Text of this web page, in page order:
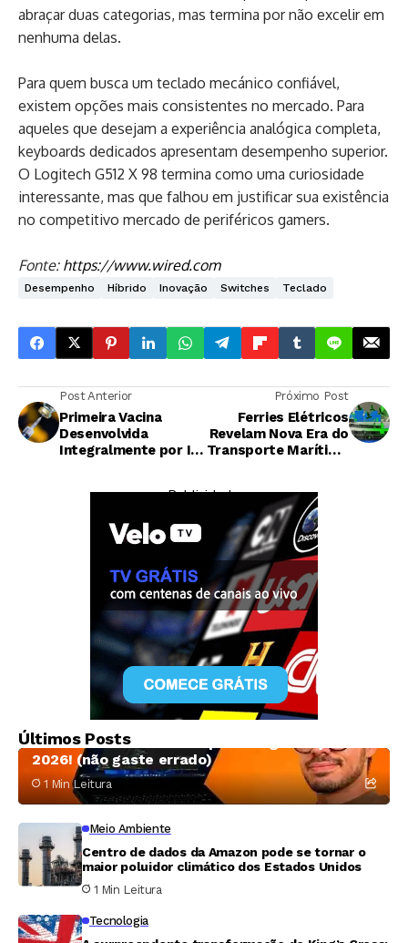
abraçar duas categorias, mas termina por não excelir em
nenhuma delas.
Para quem busca um teclado mecánico confiável,
existem opções mais consistentes no mercado. Para
aqueles que desejam a experiência analógica completa,
keyboards dedicados apresentam desempenho superior.
O Logitech G512 X 98 termina como uma curiosidade
interessante, mas que falhou em justificar sua existência
no competitivo mercado de periféricos gamers.
Fonte: https://www.wired.com
Desempenho Híbrido Inovação Switches Teclado
Post Anterior
Primeira Vacina
Desenvolvida
Integralmente por IA
Próximo Post
Ferries Elétricos
Revelam Nova Era do
Transporte Marítimo
— Publicidade —
Últimos Posts
Os Melhores Notebooks para Programação em
2026! (não gaste errado)
1 Min Leitura
Meio Ambiente
Centro de dados da Amazon pode se tornar o
maior poluidor climático dos Estados Unidos
1 Min Leitura
Tecnologia